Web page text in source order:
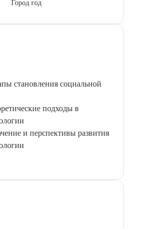
Город год
становления социальной
подходы в
и перспективы развития